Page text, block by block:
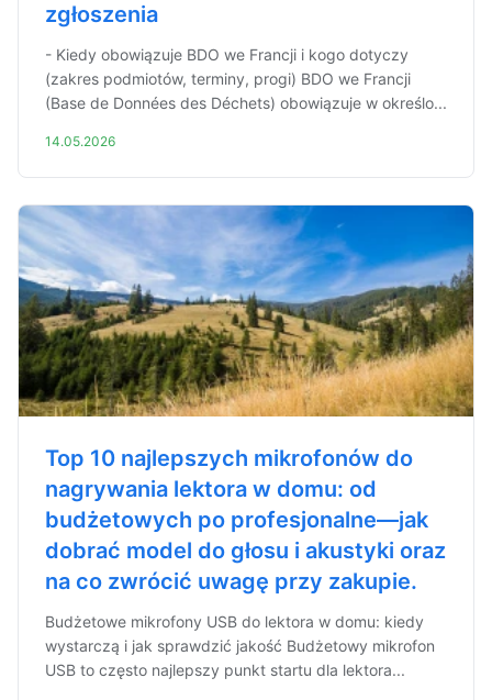
zgłoszenia
- Kiedy obowiązuje BDO we Francji i kogo dotyczy
(zakres podmiotów, terminy, progi) BDO we Francji
(Base de Données des Déchets) obowiązuje w określo...
14.05.2026
Top 10 najlepszych mikrofonów do
nagrywania lektora w domu: od
budżetowych po profesjonalne—jak
dobrać model do głosu i akustyki oraz
na co zwrócić uwagę przy zakupie.
Budżetowe mikrofony USB do lektora w domu: kiedy
wystarczą i jak sprawdzić jakość Budżetowy mikrofon
USB to często najlepszy punkt startu dla lektora...